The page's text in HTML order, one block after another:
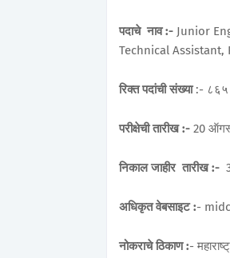
पदाचे नाव :- Junior
Technical Assistant,
रिक्त पदांची संख्या:- ८६५
परीक्षेची तारीख :- 20
निकाल जाहीर तारीख :-
अधिकृत वेबसाइट :-
नोकराचे ठिकाण :-